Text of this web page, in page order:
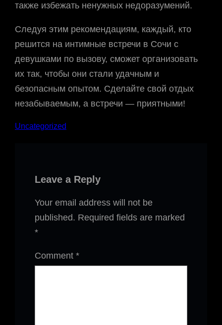
также избежать ненужных недоразумений.
Следуя этим рекомендациям, каждый, кто
решится на интимные встречи в Сочи с
девушками по вызову, сможет организовать
их так, чтобы они стали удачным и
безопасным опытом. Сделайте свой отдых
незабываемым, а встречи — приятными!
Uncategorized
Leave a Reply
Your email address will not be
published. Required fields are marked
*
Comment *